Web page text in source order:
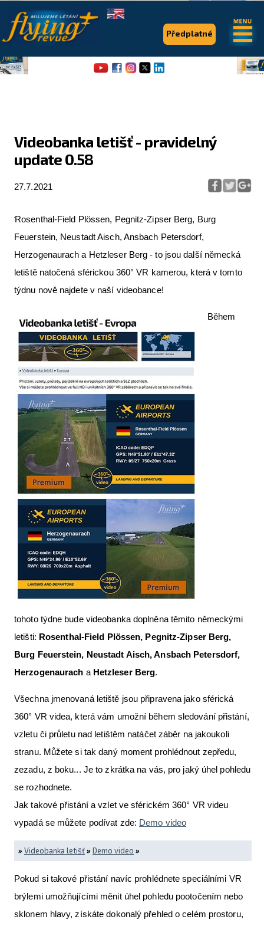
Videobanka letišť - pravidelný
update 0.58
27.7.2021
Rosenthal-Field Plössen, Pegnitz-Zipser Berg, Burg
Feuerstein, Neustadt Aisch, Ansbach Petersdorf,
Herzogenaurach a Hetzleser Berg - to jsou další německá
letiště natočená sférickou 360° VR kamerou, která v tomto
týdnu nově najdete v naší videobance!
Během
tohoto týdne bude videobanka doplněna těmito německými
letišti: Rosenthal-Field Plössen, Pegnitz-Zipser Berg,
Burg Feuerstein, Neustadt Aisch, Ansbach Petersdorf,
Herzogenaurach a Hetzleser Berg.
Všechna jmenovaná letiště jsou připravena jako sférická
360° VR videa, která vám umožní během sledování přistání,
vzletu či průletu nad letištěm natáčet záběr na jakoukoli
stranu. Můžete si tak daný moment prohlédnout zepředu,
zezadu, z boku... Je to zkrátka na vás, pro jaký úhel pohledu
se rozhodnete.
Jak takové přistání a vzlet ve sférickém 360° VR videu
vypadá se můžete podívat zde: Demo video
» Videobanka letišť» Demo video »
Pokud si takové přistání navíc prohlédnete speciálními VR
brýlemi umožňujícími měnit úhel pohledu pootočením nebo
sklonem hlavy, získáte dokonalý přehled o celém prostoru,
Předplatné
.
Série & speciály
Letecká videa
Letecká muzea
VFR Communication app
Nabídky práce v letectví
Inzerujte s námi